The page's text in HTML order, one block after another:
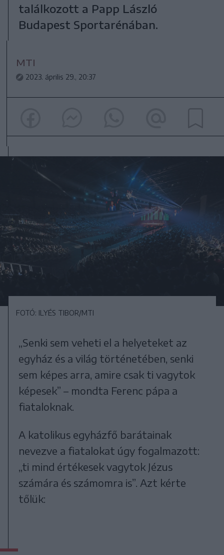
találkozott a Papp László
Budapest Sportarénában.
MTI
2023. április 29., 20:37
FOTÓ: ILYÉS TIBOR/MTI
„Senki sem veheti el a helyeteket az
egyház és a világ történetében, senki
sem képes arra, amire csak ti vagytok
képesek” – mondta Ferenc pápa a
fiataloknak.
A katolikus egyházfő barátainak
nevezve a fiatalokat úgy fogalmazott:
„ti mind értékesek vagytok Jézus
számára és számomra is”. Azt kérte
tőlük: